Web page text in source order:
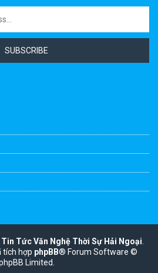
SUBSCRIBE
Tin Tức Văn Nghệ Thời Sự Hải Ngoại
tích hợp phpBB® Forum Software ©
Limited.